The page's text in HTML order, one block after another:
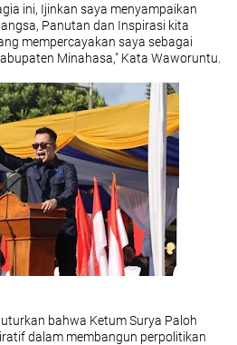
ini, Ijinkan saya menyampaikan
Panutan dan Inspirasi kita
mempercayakan saya sebagai
Minahasa," Kata Waworuntu.
bahwa Ketum Surya Paloh
dalam membangun perpolitikan